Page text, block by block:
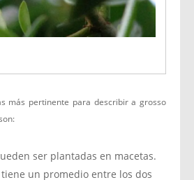
más pertinente para describir a grosso
ser plantadas en macetas.
un promedio entre los dos